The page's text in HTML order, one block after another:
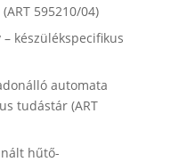
595210/04)
készülékspecifikus
automata
tudástár (ART
hűtő-